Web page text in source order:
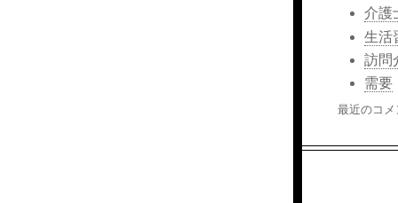
介護
生活
訪問
需要
最近のコメ